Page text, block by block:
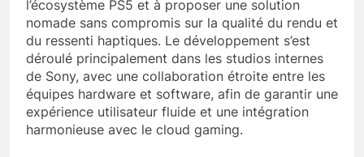
l’écosystème PS5 et à proposer une solution
nomade sans compromis sur la qualité du rendu et
du ressenti haptiques. Le développement s’est
déroulé principalement dans les studios internes
de Sony, avec une collaboration étroite entre les
équipes hardware et software, afin de garantir une
expérience utilisateur fluide et une intégration
harmonieuse avec le cloud gaming.